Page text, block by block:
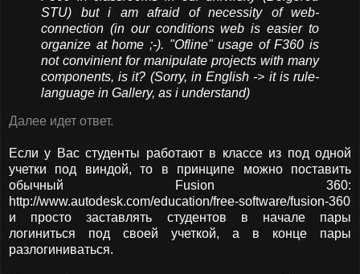
STU) but i am afraid of necessity of web-
connection (in our conditions web is easier to
organize at home ;-). "Ofline" usage of F360 is
not convinient for manipulate projects with many
components, is it? (Sorry, in English -> it is rule-
language in Gallery, as i understand)
Далее идет ответ.
Если у Вас студенты работают в классе из под одной
учетки под виндой, то в принципе можно поставить
обычный Fusion 360:
http://www.autodesk.com/education/free-software/fusion-360
и просто заставлять студентов в начале пары
логиниться под своей учеткой, а в конце пары
разлогиниваться.